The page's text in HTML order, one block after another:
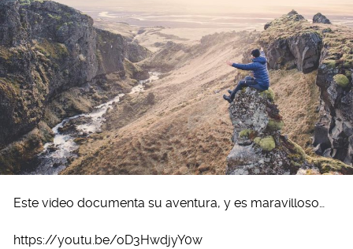
Este video documenta su aventura, y es maravilloso…
https://youtu.be/oD3HwdjyY0w